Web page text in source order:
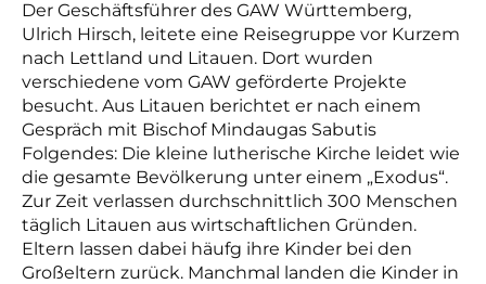
Der Geschäftsführer des GAW Württemberg,
Ulrich Hirsch, leitete eine Reisegruppe vor Kurzem
nach Lettland und Litauen. Dort wurden
verschiedene vom GAW geförderte Projekte
besucht. Aus Litauen berichtet er nach einem
Gespräch mit Bischof Mindaugas Sabutis
Folgendes: Die kleine lutherische Kirche leidet wie
die gesamte Bevölkerung unter einem „Exodus“.
Zur Zeit verlassen durchschnittlich 300 Menschen
täglich Litauen aus wirtschaftlichen Gründen.
Eltern lassen dabei häufg ihre Kinder bei den
Großeltern zurück. Manchmal landen die Kinder in